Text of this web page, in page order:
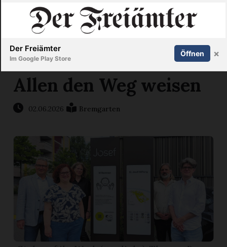
Immobilien
Stellen
Newsletter
Inserieren Abonnieren Anmelden
Allen den Weg weisen
02.06.2026 Bremgarten
Der Freiämter
Im Google Play Store
Öffnen ×